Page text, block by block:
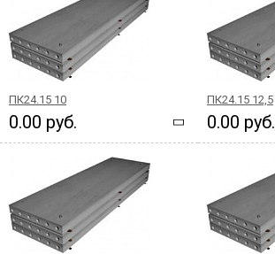
ПК24.15 10
0.00 руб.
ПК24.15 12,5
0.00 руб.